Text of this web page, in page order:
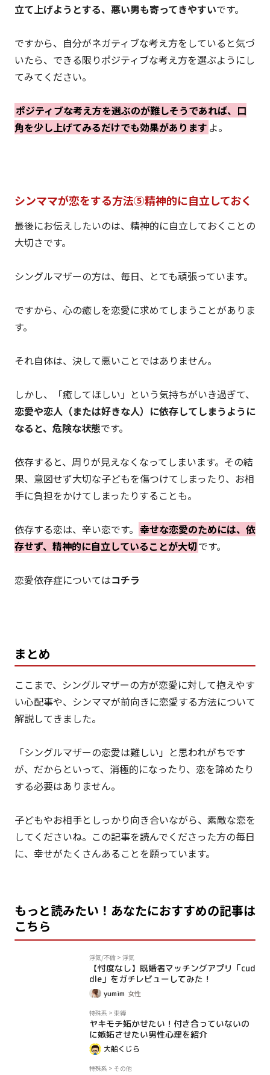
立て上げようとする、悪い男も寄ってきやすいです。
ですから、自分がネガティブな考え方をしていると気づ
いたら、できる限りポジティブな考え方を選ぶようにし
てみてください。
ポジティブな考え方を選ぶのが難しそうであれば、口
角を少し上げてみるだけでも効果があります よ。
シンママが恋をする方法⑤精神的に自立しておく
最後にお伝えしたいのは、精神的に自立しておくことの
大切さです。
シングルマザーの方は、毎日、とても頑張っています。
ですから、心の癒しを恋愛に求めてしまうことがありま
す。
それ自体は、決して悪いことではありません。
しかし、「癒してほしい」という気持ちがいき過ぎて、
恋愛や恋人（または好きな人）に依存してしまうように
なると、危険な状態です。
依存すると、周りが見えなくなってしまいます。その結
果、意図せず大切な子どもを傷つけてしまったり、お相
手に負担をかけてしまったりすることも。
依存する恋は、辛い恋です。 幸せな恋愛のためには、依
存せず、精神的に自立していることが大切です。
恋愛依存症についてはコチラ
まとめ
ここまで、シングルマザーの方が恋愛に対して抱えやす
い心配事や、シンママが前向きに恋愛する方法について
解説してきました。
「シングルマザーの恋愛は難しい」と思われがちです
が、だからといって、消極的になったり、恋を諦めたり
する必要はありません。
子どもやお相手としっかり向き合いながら、素敵な恋を
してくださいね。この記事を読んでくださった方の毎日
に、幸せがたくさんあることを願っています。
もっと読みたい！あなたにおすすめの記事は
こちら
浮気/不倫 > 浮気
【忖度なし】既婚者マッチングアプリ「cud
dle」をガチレビューしてみた！
yumim 女性
特殊系 > 束縛
ヤキモチ妬かせたい！付き合っていないの
に嫉妬させたい男性心理を紹介
大船くじら
特殊系 > その他